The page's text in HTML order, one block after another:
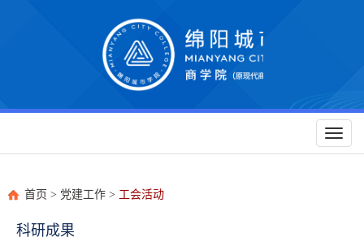
Toggle
首页 > 党建工作 > 工会活动
科研成果